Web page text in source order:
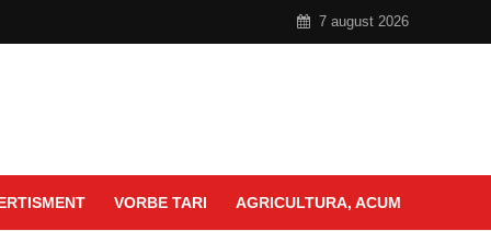
7 august 2026
VORBE TARI AGRICULTURA, ACUM